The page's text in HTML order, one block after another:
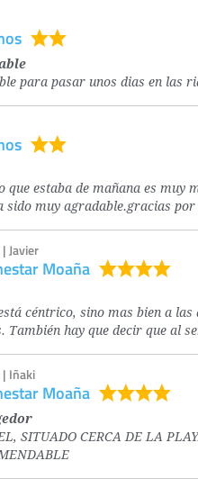
para pasar unos dias en las
que estaba de mañana es muy
sido muy agradable.gracias por
Javier
Moaña
céntrico, sino mas bien a
También hay que decir que al
Iñaki
Moaña
SITUADO CERCA DE LA